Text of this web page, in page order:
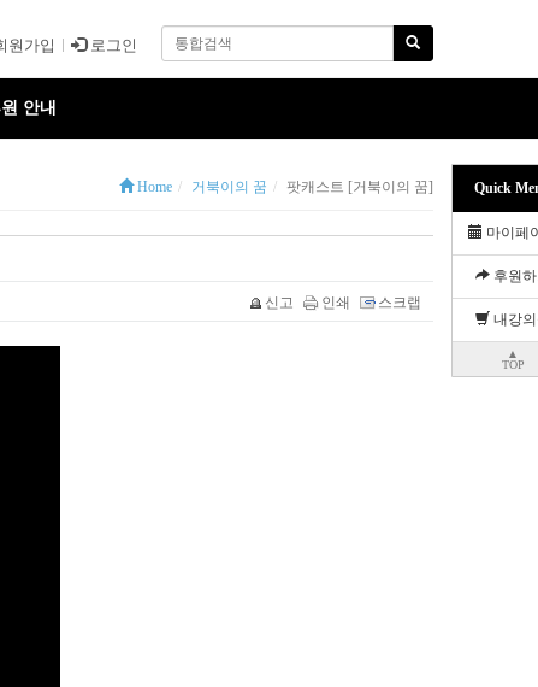
원가입 로그인
안내
Home 거북이의 꿈 팟캐스트 [거북이의 꿈]
신고 인쇄 스크랩
Quick
마이페
후원하
내강
▲
TOP